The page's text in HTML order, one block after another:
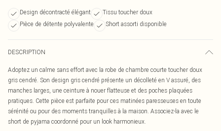
Design décontracté élégant
Tissu toucher doux
Pièce de détente polyvalente
Short assorti disponible
DESCRIPTION
Adoptez un calme sans effort avec la robe de chambre courte toucher doux
gris cendré. Son design gris cendré présente un décolleté en V assuré, des
manches larges, une ceinture à nouer flatteuse et des poches plaquées
pratiques. Cette pièce est parfaite pour ces matinées paresseuses en toute
sérénité ou pour des moments tranquilles à la maison. Associez-la avec le
short de pyjama coordonné pour un look harmonieux.